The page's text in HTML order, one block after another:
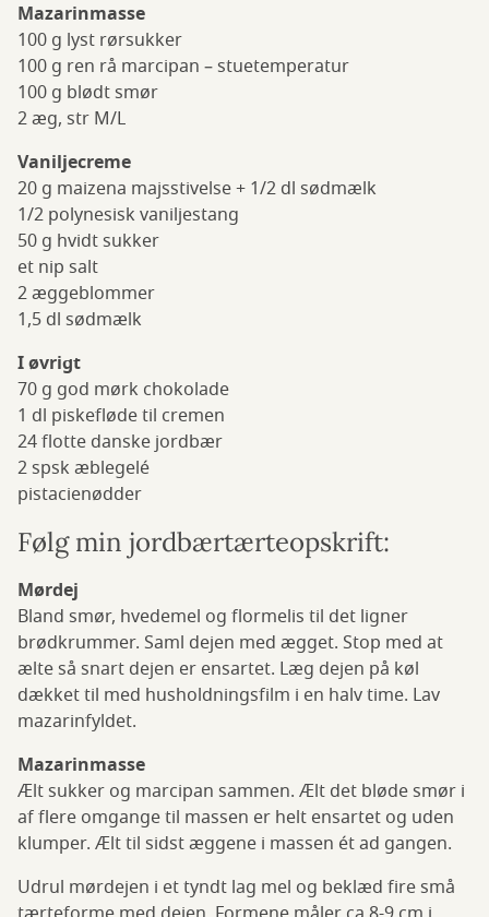
Mazarinmasse
100 g lyst rørsukker
100 g ren rå marcipan – stuetemperatur
100 g blødt smør
2 æg, str M/L
Vaniljecreme
20 g maizena majsstivelse + 1/2 dl sødmælk
1/2 polynesisk vaniljestang
50 g hvidt sukker
et nip salt
2 æggeblommer
1,5 dl sødmælk
I øvrigt
70 g god mørk chokolade
1 dl piskefløde til cremen
24 flotte danske jordbær
2 spsk æblegelé
pistacienødder
Følg min jordbærtærteopskrift:
Mørdej
Bland smør, hvedemel og flormelis til det ligner
brødkrummer. Saml dejen med ægget. Stop med at
ælte så snart dejen er ensartet. Læg dejen på køl
dækket til med husholdningsfilm i en halv time. Lav
mazarinfyldet.
Mazarinmasse
Ælt sukker og marcipan sammen. Ælt det bløde smør i
af flere omgange til massen er helt ensartet og uden
klumper. Ælt til sidst æggene i massen ét ad gangen.
Udrul mørdejen i et tyndt lag mel og beklæd fire små